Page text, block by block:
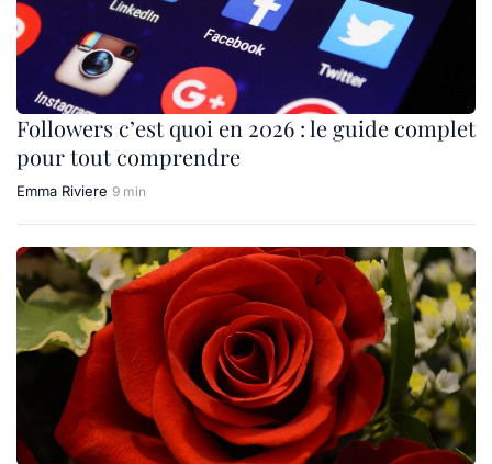
Followers c’est quoi en 2026 : le guide complet
pour tout comprendre
Emma Riviere 9 min